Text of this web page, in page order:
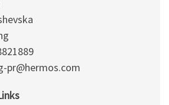
pr@hermos.com